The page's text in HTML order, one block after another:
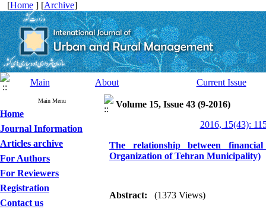
[Home ] [Archive]
Main About Current Issue
Main Menu
Home
Journal Information
Articles archive
For Authors
For Reviewers
Registration
Contact us
Volume 15, Issue 43 (9-2016)
2016, 15(43):
The relationship between
Organization of Tehran Municipality)
Abstract: (1373 Views)